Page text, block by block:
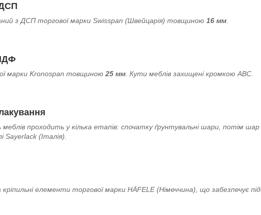
з ДСП торгової марки Swisspan (Швейцарія) товщиною 16 мм
марки Kronospan товщиною 25 мм . Кути меблів захищені кромкою ABC.
проходить у кілька етапів: спочатку ґрунтувальні шари, потім шар
Sayerlack (Італія).
елементи торгової марки HÄFELE (Німеччина), що забезпечує